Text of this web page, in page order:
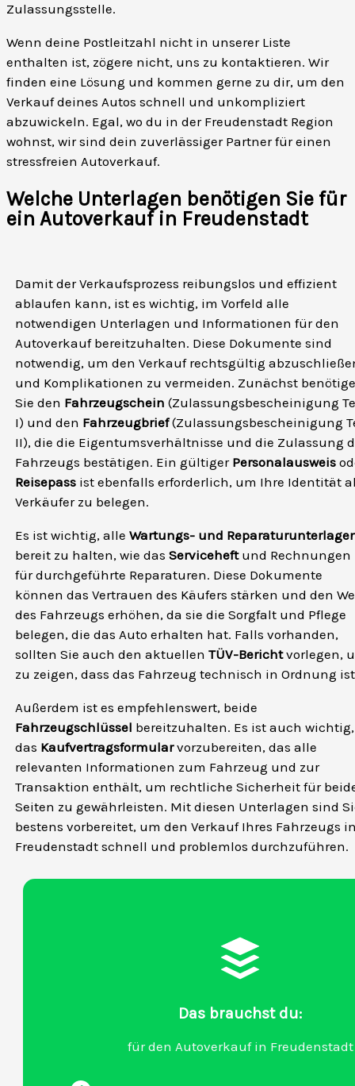
Zulassungsstelle.
Wenn deine Postleitzahl nicht in unserer Liste
enthalten ist, zögere nicht, uns zu kontaktieren. Wir
finden eine Lösung und kommen gerne zu dir, um den
Verkauf deines Autos schnell und unkompliziert
abzuwickeln. Egal, wo du in der Freudenstadt Region
wohnst, wir sind dein zuverlässiger Partner für einen
stressfreien Autoverkauf.
Welche Unterlagen benötigen Sie für
ein Autoverkauf in Freudenstadt
Damit der Verkaufsprozess reibungslos und effizient
ablaufen kann, ist es wichtig, im Vorfeld alle
notwendigen Unterlagen und Informationen für den
Autoverkauf bereitzuhalten. Diese Dokumente sind
notwendig, um den Verkauf rechtsgültig
und Komplikationen zu vermeiden. Zunächst
Sie den Fahrzeugschein (Zulassungsbescheinigung
I) und den Fahrzeugbrief(Zulassungsbescheinigung
II), die die Eigentumsverhältnisse und die Zulassung
Fahrzeugs bestätigen. Ein gültiger Personalausweis
Reisepass ist ebenfalls erforderlich, um Ihre Identität
Verkäufer zu belegen.
Es ist wichtig, alle Wartungs- und
bereit zu halten, wie das Serviceheftund Rechnungen
für durchgeführte Reparaturen. Diese Dokumente
können das Vertrauen des Käufers stärken und den
des Fahrzeugs erhöhen, da sie die Sorgfalt und Pflege
belegen, die das Auto erhalten hat. Falls vorhanden,
sollten Sie auch den aktuellen TÜV-Berichtvorlegen,
zu zeigen, dass das Fahrzeug technisch in Ordnung
Außerdem ist es empfehlenswert, beide
Fahrzeugschlüssel bereitzuhalten. Es ist auch wichtig,
das Kaufvertragsformularvorzubereiten, das alle
relevanten Informationen zum Fahrzeug und zur
Transaktion enthält, um rechtliche Sicherheit für
Seiten zu gewährleisten. Mit diesen Unterlagen sind
bestens vorbereitet, um den Verkauf Ihres Fahrzeugs
Freudenstadt schnell und problemlos durchzuführen.
Das brauchst du:
für den Autoverkauf in Freudenstadt